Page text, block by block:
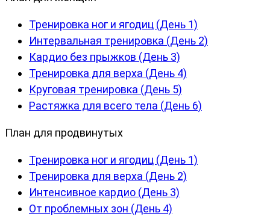
Тренировка ног и ягодиц (День 1)
Интервальная тренировка (День 2)
Кардио без прыжков (День 3)
Тренировка для верха (День 4)
Круговая тренировка (День 5)
Растяжка для всего тела (День 6)
План для продвинутых
Тренировка ног и ягодиц (День 1)
Тренировка для верха (День 2)
Интенсивное кардио (День 3)
От проблемных зон (День 4)